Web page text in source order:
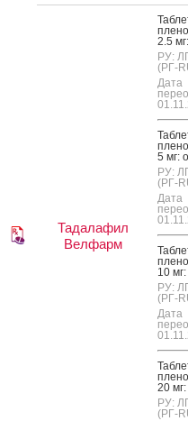
Тадалафил
Велфарм
2.5
РУ:
(РГ-
Дата
5 мг:
РУ:
(РГ-
Дата
10
РУ:
(РГ-
Дата
20
РУ:
(РГ-